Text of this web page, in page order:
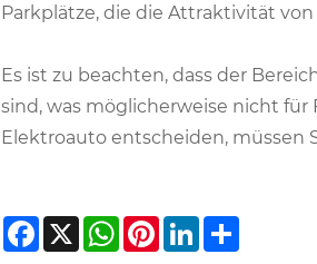
Parkplätze, die die Attraktivität
Es ist zu beachten, dass der
sind, was möglicherweise nicht für
Elektroauto entscheiden, müssen
Facebook
X WhatsApp
PinterestLinkedIn